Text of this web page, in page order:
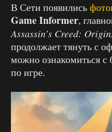
В Сети появились
Game Informer,
Assassin’s Creed:
продолжает тянуть с
можно ознакомиться
по игре.